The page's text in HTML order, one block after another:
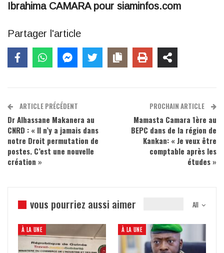
Ibrahima CAMARA pour siaminfos.com
Partager l'article
ARTICLE PRÉCÉDENT
Dr Alhassane Makanera au
CNRD : « Il n’y a jamais dans
notre Droit permutation de
postes. C’est une nouvelle
création »
PROCHAIN ARTICLE
Mamasta Camara 1ère au
BEPC dans de la région de
Kankan: « Je veux être
comptable après les
études »
All
vous pourriez aussi aimer
À LA UNE À LA UNE